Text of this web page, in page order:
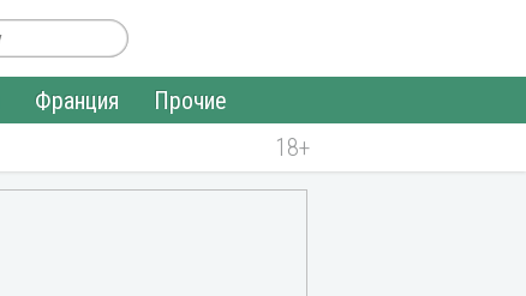
Франция
Прочие